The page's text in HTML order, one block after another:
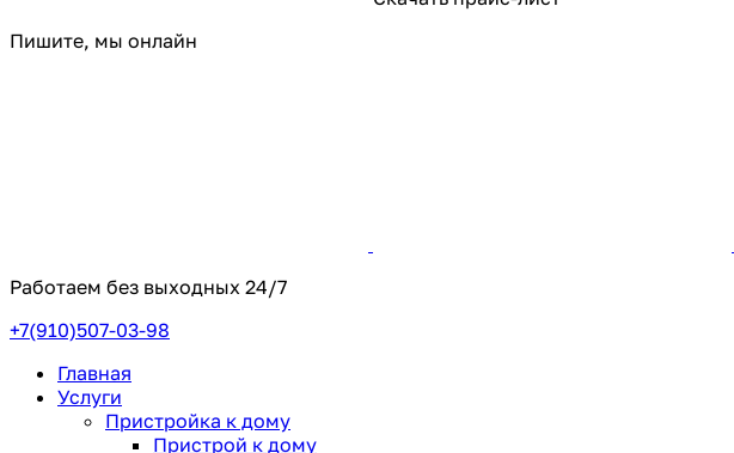
Пишите, мы онлайн
Работаем без выходных 24/7
+7(910)507-03-98
Главная
Услуги
Пристройка к дому
Пристрой к дому